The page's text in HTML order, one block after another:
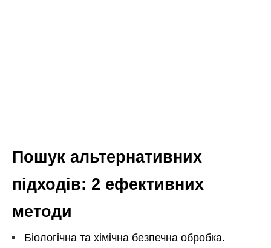
Пошук альтернативних
підходів: 2 ефективних
методи
Біологічна та хімічна безпечна обробка.